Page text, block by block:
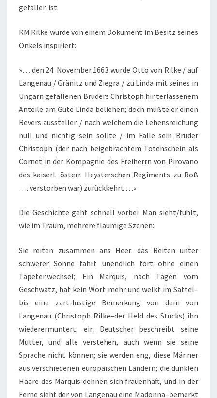
gefallen ist.
RM Rilke wurde von einem Dokument im Besitz seines
Onkels inspiriert:
»… den 24. November 1663 wurde Otto von Rilke / auf
Langenau / Gränitz und Ziegra / zu Linda mit seines in
Ungarn gefallenen Bruders Christoph hinterlassenem
Anteile am Gute Linda beliehen; doch mußte er einen
Revers ausstellen / nach welchem die Lehensreichung
null und nichtig sein sollte / im Falle sein Bruder
Christoph (der nach beigebrachtem Totenschein als
Cornet in der Kompagnie des Freiherrn von Pirovano
des kaiserl. österr. Heysterschen Regiments zu Roß
…. verstorben war) zurückkehrt …«
Die Geschichte geht schnell vorbei. Man sieht/fühlt,
wie im Traum, mehrere flaumige Szenen:
Sie reiten zusammen ans Heer: das Reiten unter
schwerer Sonne fährt unendlich fort ohne einen
Tapetenwechsel; Ein Marquis, nach Tagen vom
Geschwätz, hat kein Wort mehr und welkt im Sattel–
bis eine zart-lustige Bemerkung von dem von
Langenau (Christoph Rilke–der Held des Stücks) ihn
wiederermuntert; ein Deutscher beschreibt seine
Mutter, und alle verstehen, auch wenn sie seine
Sprache nicht können; sie werden eng, diese Männer
aus verschiedenen europäischen Ländern; die dunklen
Haare des Marquis dehnen sich frauenhaft, und in der
Ferne sieht der von Langenau eine Madonna–bemerkt